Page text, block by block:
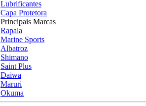
Lubrificantes
Capa Protetora
Principais Marcas
Rapala
Marine Sports
Albatroz
Shimano
Saint Plus
Daiwa
Maruri
Okuma